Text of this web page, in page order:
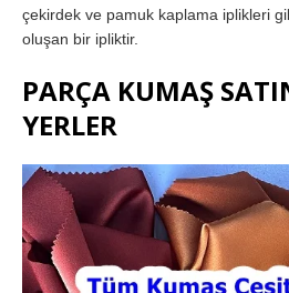
çekirdek ve pamuk kaplama iplikleri
oluşan bir ipliktir.
PARÇA KUMAŞ
YERLER